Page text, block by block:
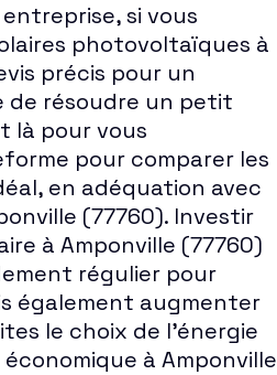
si vous
photovoltaïques à
précis pour un
de résoudre un petit
là pour vous
pour comparer les
en adéquation avec
(77760). Investir
à Amponville (77760)
régulier pour
également augmenter
le choix de l'énergie
à Amponville